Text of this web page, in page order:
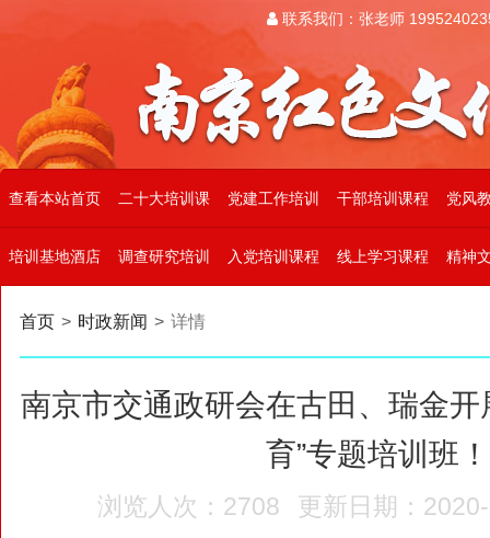
联系我们：张老师
查看本站首页 二十大培训课 党建工作培训 干部培训课程 党风
培训基地酒店 调查研究培训 入党培训课程 线上学习课程 精神
首页 > 时政新闻 > 详情
南京市交通政研会在古田、瑞金开
育”专题培训班！
浏览人次：2708 更新日期：